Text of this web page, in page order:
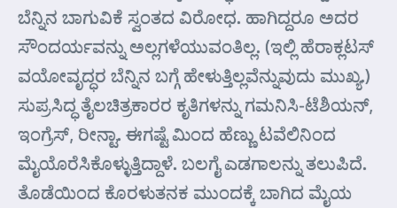
ಬೆನ್ನಿನ ಬಾಗುವಿಕೆ ಸ್ವಂತದ ವಿರೋಧ. ಹಾಗಿದ್ದರೂ ಅದರ
ಸೌಂದರ್ಯವನ್ನು ಅಲ್ಲಗಳೆಯುವಂತಿಲ್ಲ. (ಇಲ್ಲಿ ಹೆರಾಕ್ಲಟಸ್
ವಯೋವೃದ್ಧರ ಬೆನ್ನಿನ ಬಗ್ಗೆ ಹೇಳುತ್ತಿಲ್ಲವೆನ್ನುವುದು ಮುಖ್ಯ.)
ಸುಪ್ರಸಿದ್ಧ ತೈಲಚಿತ್ರಕಾರರ ಕೃತಿಗಳನ್ನು ಗಮನಿಸಿ-ಟೆಶಿಯನ್,
ಇಂಗ್ರೆಸ್, ರೀನ್ಟಾ. ಈಗಷ್ಟೆ ಮಿಂದ ಹೆಣ್ಣು ಟವೆಲಿನಿಂದ
ಮೈಯೊರೆಸಿಕೊಳ್ಳುತ್ತಿದ್ದಾಳೆ. ಬಲಗೈ ಎಡಗಾಲನ್ನು ತಲುಪಿದೆ.
ತೊಡೆಯಿಂದ ಕೊರಳುತನಕ ಮುಂದಕ್ಕೆ ಬಾಗಿದ ಮೈಯ